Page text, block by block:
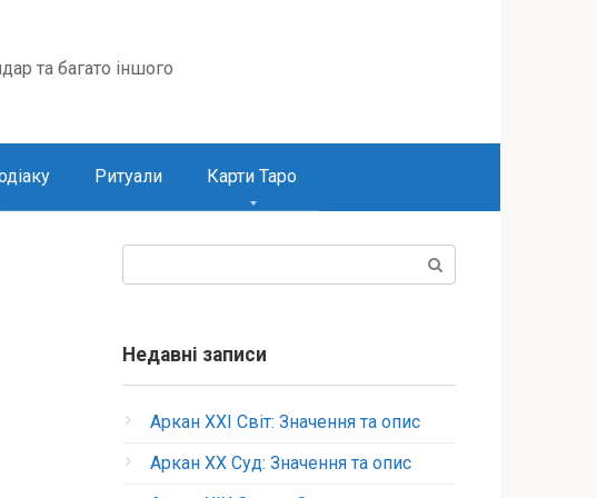
та багато іншого
Ритуали Карти Таро
Недавні записи
Аркан XXI Світ: Значення та опис
Аркан XX Суд: Значення та опис